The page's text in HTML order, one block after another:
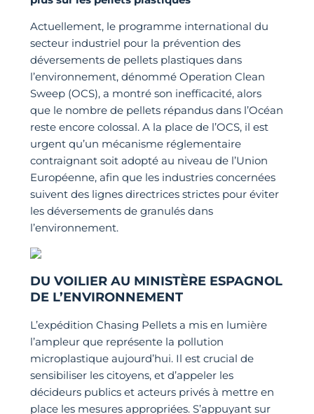
Actuellement, le programme international du
secteur industriel pour la prévention des
déversements de pellets plastiques dans
l’environnement, dénommé Operation Clean
Sweep (OCS), a montré son inefficacité, alors
que le nombre de pellets répandus dans l’Océan
reste encore colossal. A la place de l’OCS, il est
urgent qu’un mécanisme réglementaire
contraignant soit adopté au niveau de l’Union
Européenne, afin que les industries concernées
suivent des lignes directrices strictes pour éviter
les déversements de granulés dans
l’environnement.
DU VOILIER AU MINISTÈRE ESPAGNOL
DE L’ENVIRONNEMENT
L’expédition Chasing Pellets a mis en lumière
l’ampleur que représente la pollution
microplastique aujourd’hui. Il est crucial de
sensibiliser les citoyens, et d’appeler les
décideurs publics et acteurs privés à mettre en
place les mesures appropriées. S’appuyant sur